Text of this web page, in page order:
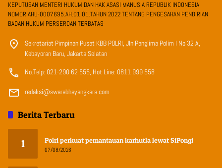
KEPUTUSAN MENTERI HUKUM DAN HAK ASASI MANUSIA REPUBLIK INDONESIA
NOMOR AHU-0007695.AH.01.01.TAHUN 2022 TENTANG PENGESAHAN PENDIRIAN
BADAN HUKUM PERSEROAN TERBATAS
Sekretariat Pimpinan Pusat KBB POLRI, Jln Panglima Polim I No 32 A,
Kebayoran Baru, Jakarta Selatan
No.Telp: 021-290 62 555, Hot Line: 0811 999 558
redaksi@swarabhayangkara.com
Berita Terbaru
1 Polri perkuat pemantauan karhutla lewat SiPongi
07/08/2026